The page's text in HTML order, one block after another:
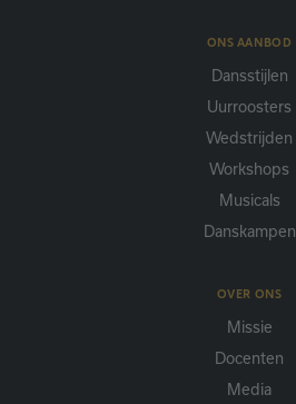
ONS AANBOD
Dansstijlen
Uurroosters
Wedstrijden
Workshops
Musicals
Danskampen
OVER ONS
Missie
Docenten
Media